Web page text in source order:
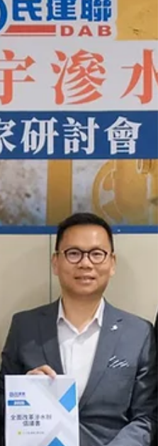
員李世榮聯同港區人大代表黃冰芬女
查局南京地質調查中心研究員邢光福先
沈加林先生、副研究員段政、副研究員
民康促進會總幹事楊祥利先生、沙田區
及西貢區議員莊元苳先生，倡議在香港
基礎上申報「中國流紋岩」世界自然遺
國際影響力與本土特色的世界自然遺產